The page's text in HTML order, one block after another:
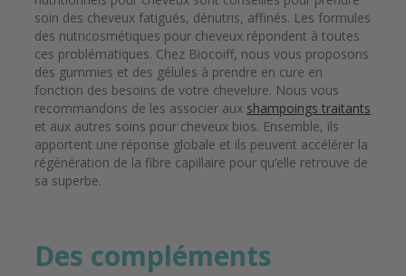
soin des cheveux fatigués, dénutris, affinés. Les formules
des nutricosmétiques pour cheveux répondent à toutes
ces problématiques. Chez Biocoiff, nous vous proposons
des gummies et des gélules à prendre en cure en
fonction des besoins de votre chevelure. Nous vous
recommandons de les associer aux shampoings traitants
et aux autres soins pour cheveux bios. Ensemble, ils
apportent une réponse globale et ils peuvent accélérer la
régénération de la fibre capillaire pour qu’elle retrouve de
sa superbe.
Des compléments